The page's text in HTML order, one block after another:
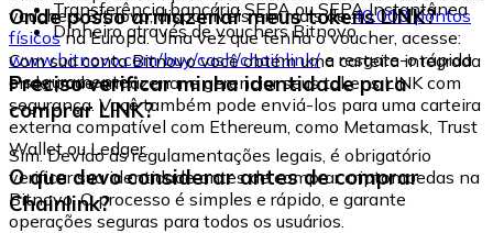
Transferência bancária SEPA ou SEPA Instantânea
Dinheiro através de vouchers Bitnovo
vouchers Bitnovo, disponíveis em mais de40.000 pontos
físicosna Europa. Uma vez que tenha o voucher, acesse:
www.bitnovo.com/buy/cash/chainlink/e resgate-o rápida
e seguramente.
Onde posso armazenar meus tokens LINK?
Com sua conta Bitnovo você obtém uma carteira integrada
onde pode armazenar e gerenciar seus tokens LINK com
segurança. Você também pode enviá-los para uma carteira
externa compatível com Ethereum, como Metamask, Trust
Wallet ou Ledger.
Preciso verificar minha identidade para
comprar LINK?
Sim. Devido às regulamentações legais, é obrigatório
verificar sua identidade antes de comprar criptomoedas na
Bitnovo. O processo é simples e rápido, e garante
operações seguras para todos os usuários.
O que devo considerar antes de comprar
Chainlink?